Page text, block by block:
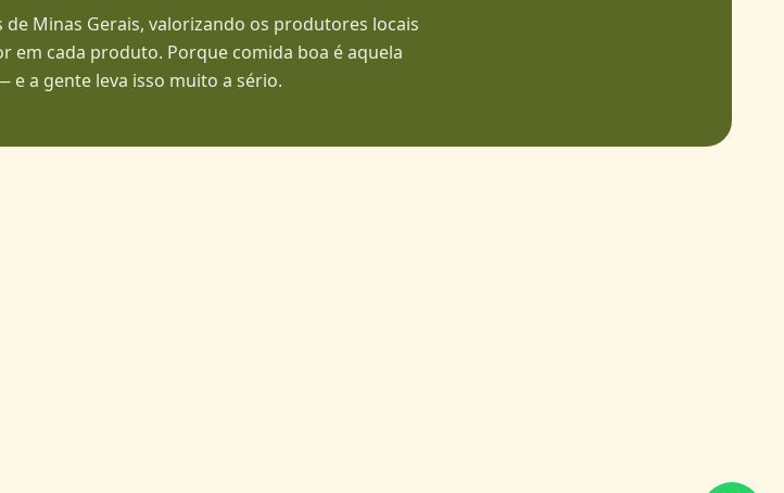
Minas Gerais, valorizando os produtores locais
em cada produto. Porque comida boa é aquela
e a gente leva isso muito a sério.